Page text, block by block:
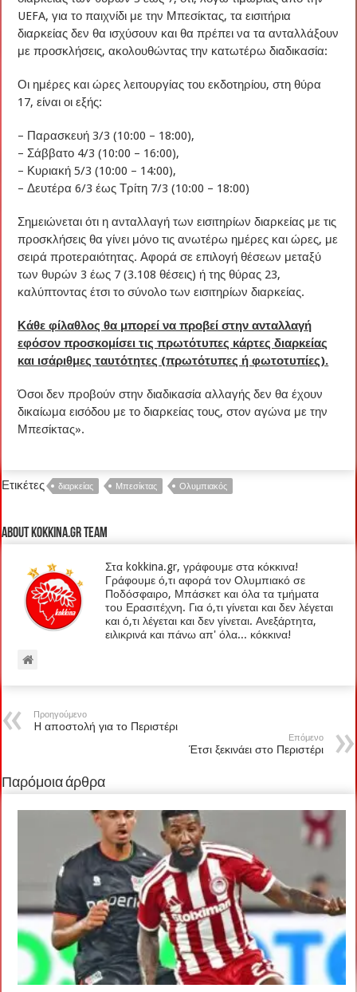
UEFA, για το παιχνίδι με την Μπεσίκτας, τα εισιτήρια
διαρκείας δεν θα ισχύσουν και θα πρέπει να τα ανταλλάξουν
με προσκλήσεις, ακολουθώντας την κατωτέρω διαδικασία:
Οι ημέρες και ώρες λειτουργίας του εκδοτηρίου, στη θύρα
17, είναι οι εξής:
– Παρασκευή 3/3 (10:00 – 18:00),
– Σάββατο 4/3 (10:00 – 16:00),
– Κυριακή 5/3 (10:00 – 14:00),
– Δευτέρα 6/3 έως Τρίτη 7/3 (10:00 – 18:00)
Σημειώνεται ότι η ανταλλαγή των εισιτηρίων διαρκείας με τις
προσκλήσεις θα γίνει μόνο τις ανωτέρω ημέρες και ώρες, με
σειρά προτεραιότητας. Αφορά σε επιλογή θέσεων μεταξύ
των θυρών 3 έως 7 (3.108 θέσεις) ή της θύρας 23,
καλύπτοντας έτσι το σύνολο των εισιτηρίων διαρκείας.
Κάθε φίλαθλος θα μπορεί να προβεί στην ανταλλαγή
εφόσον προσκομίσει τις πρωτότυπες κάρτες διαρκείας
και ισάριθμες ταυτότητες (πρωτότυπες ή φωτοτυπίες).
Όσοι δεν προβούν στην διαδικασία αλλαγής δεν θα έχουν
δικαίωμα εισόδου με το διαρκείας τους, στον αγώνα με την
Μπεσίκτας».
Ετικέτες διαρκείας Μπεσίκτας Ολυμπιακός
About kokkina.gr TEAM
Στα kokkina.gr, γράφουμε στα κόκκινα!
Γράφουμε ό,τι αφορά τον Ολυμπιακό σε
Ποδόσφαιρο, Μπάσκετ και όλα τα τμήματα
του Ερασιτέχνη. Για ό,τι γίνεται και δεν λέγεται
και ό,τι λέγεται και δεν γίνεται. Ανεξάρτητα,
ειλικρινά και πάνω απ' όλα... κόκκινα!
Προηγούμενο
H αποστολή για το Περιστέρι
Επόμενο
Έτσι ξεκινάει στο Περιστέρι
Παρόμοια άρθρα